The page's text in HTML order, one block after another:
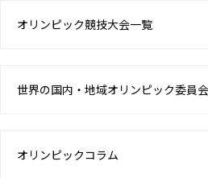
オリンピック競技大会一覧
世界の国内・地域オリンピック委員会
オリンピックコラム